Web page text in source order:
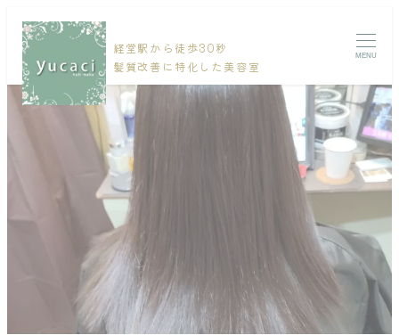
経堂駅から徒歩30秒
髪質改善に特化した美容室
MENU